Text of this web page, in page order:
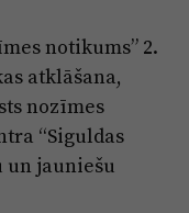
politika
kodekss
noteikumi
notikums” 2.
atklāšana,
nozīmes
“Siguldas
un jauniešu